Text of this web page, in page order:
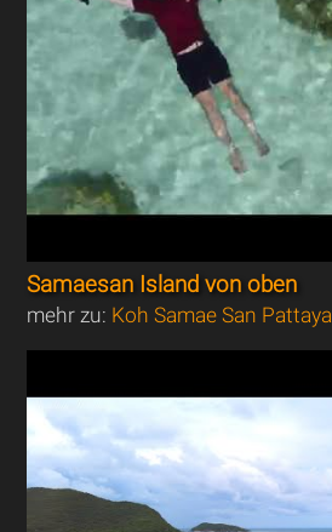
Samaesan Island von oben
mehr zu: Koh Samae San Pattaya